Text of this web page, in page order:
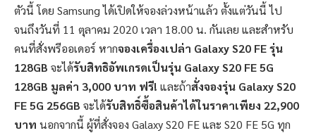
ตัวนี้ โดย Samsung ได้เปิดให้จองล่วงหน้าแล้ว ตั้งแต่วันนี้ ไป
จนถึงวันที่ 11 ตุลาคม 2020 เวลา 18.00 น. กันเลย และสำหรับ
คนที่สั่งพรีออเดอร์ หากจองเครื่องเปล่า Galaxy S20 FE รุ่น
128GB จะได้รับสิทธิอัพเกรดเป็นรุ่น Galaxy S20 FE 5G
128GB มูลค่า 3,000 บาท ฟรี! และถ้าสั่งจองรุ่น Galaxy S20
FE 5G 256GB จะได้รับสิทธิ์ซื้อสินค้าได้ในราคาเพียง 22,900
บาท นอกจากนี้ ผู้ที่สั่งจอง Galaxy S20 FE และ S20 FE 5G ทุก